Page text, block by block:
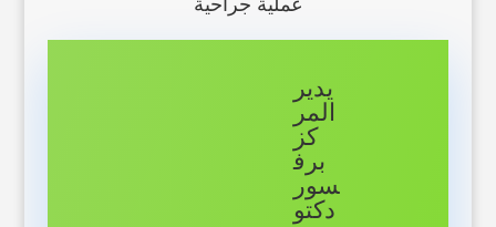
عملية جراحية
يدير
المر
كز
برف
سور
دكتو